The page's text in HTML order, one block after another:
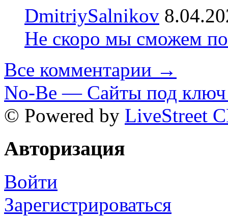
DmitriySalnikov
Не скоро мы сможем
Все комментарии →
No-Be — Сайты под ключ
© Powered by LiveStreet
Авторизация
Войти
Зарегистрироваться